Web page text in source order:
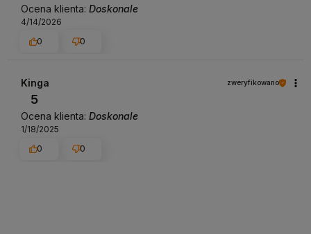
Ocena klienta: Doskonale
4/14/2026
0
0
Kinga zweryfikowano
5
Ocena klienta: Doskonale
1/18/2025
0
0